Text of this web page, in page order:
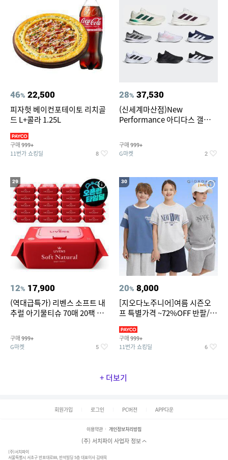
46% 22,500
피자헛 베이컨포테이토 리치골
드 L+콜라 1.25L
구매 999+
11번가 쇼킹딜 8
28% 37,530
(신세계마산점)New
Performance 아디다스 갤럭시
구매 999+
G마켓 2
29
12% 17,900
(역대급특가) 리벤스 소프트 내
추럴 아기물티슈 70매 20팩 캡
구매 999+
G마켓 5
30
20% 8,000
[지오다노주니어]여름 시즌오
프 특별가격 ~72%OFF 반팔/반
구매 999+
11번가 쇼킹딜 6
+ 더보기
회원가입 로그인 PC버전 APP다운
이용약관 개인정보처리방침
(주) 서치파이 사업자 정보
(주)서치파이
서울특별시 서초구 반포대로88, 반석빌딩 5층 대표이사 김태묵